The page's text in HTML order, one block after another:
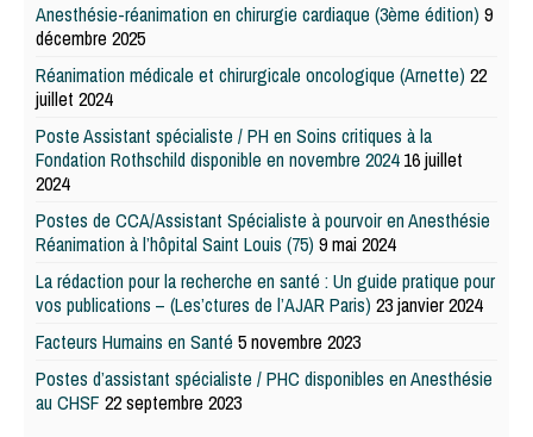
Anesthésie-réanimation en chirurgie cardiaque (3ème édition) 9
décembre 2025
Réanimation médicale et chirurgicale oncologique (Arnette) 22
juillet 2024
Poste Assistant spécialiste / PH en Soins critiques à la
Fondation Rothschild disponible en novembre 2024 16 juillet
2024
Postes de CCA/Assistant Spécialiste à pourvoir en Anesthésie
Réanimation à l’hôpital Saint Louis (75) 9 mai 2024
La rédaction pour la recherche en santé : Un guide pratique pour
vos publications – (Les’ctures de l’AJAR Paris) 23 janvier 2024
Facteurs Humains en Santé 5 novembre 2023
Postes d’assistant spécialiste / PHC disponibles en Anesthésie
au CHSF 22 septembre 2023